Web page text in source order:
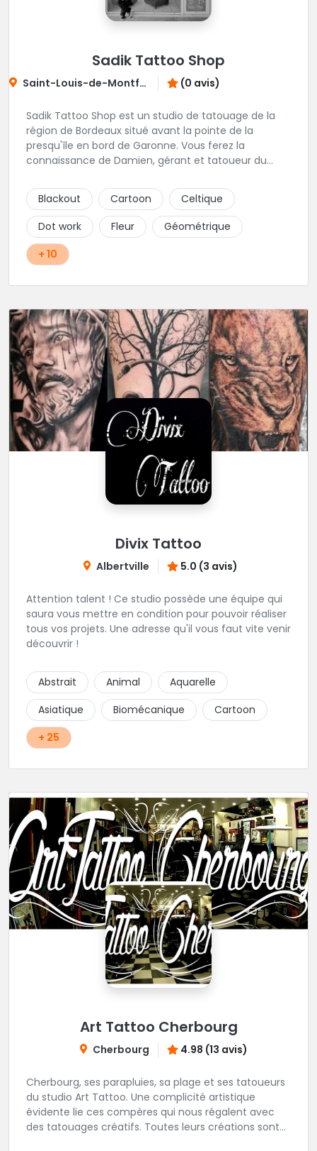
Sadik Tattoo Shop
Saint-Louis-de-Montferrand (0 avis)
Sadik Tattoo Shop est un studio de tatouage de la
région de Bordeaux situé avant la pointe de la
presqu'île en bord de Garonne. Vous ferez la
connaissance de Damien, gérant et tatoueur du
Blackout
Cartoon
Celtique
Dot work
Fleur
Géométrique
+ 10
Divix Tattoo
Albertville 5.0 (3 avis)
Attention talent ! Ce studio possède une équipe qui
saura vous mettre en condition pour pouvoir réaliser
tous vos projets. Une adresse qu'il vous faut vite venir
découvrir !
Abstrait Animal
Aquarelle
Asiatique
Biomécanique
Cartoon
+ 25
Art Tattoo Cherbourg
Cherbourg 4.98 (13 avis)
Cherbourg, ses parapluies, sa plage et ses tatoueurs
du studio Art Tattoo. Une complicité artistique
évidente lie ces compères qui nous régalent avec
des tatouages créatifs. Toutes leurs créations sont